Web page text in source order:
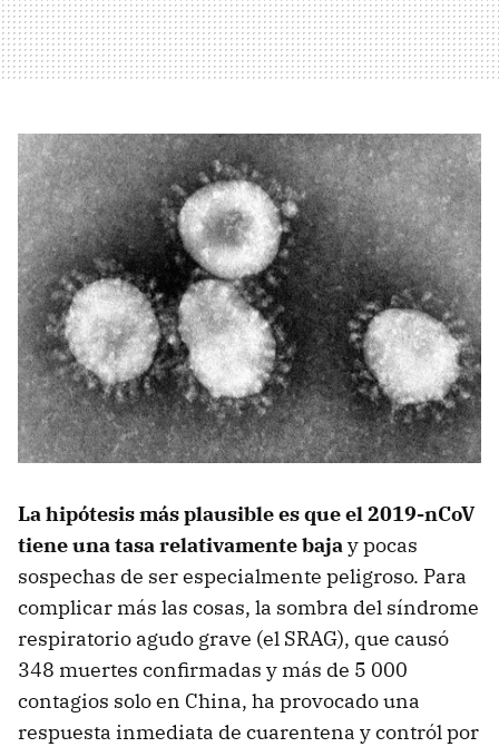
La hipótesis más plausible es que el 2019-nCoV
tiene una tasa relativamente bajay pocas
sospechas de ser especialmente peligroso. Para
complicar más las cosas, la sombra del síndrome
respiratorio agudo grave (el SRAG), que causó
348 muertes confirmadas y más de 5 000
contagios solo en China, ha provocado una
respuesta inmediata de cuarentena y contról por